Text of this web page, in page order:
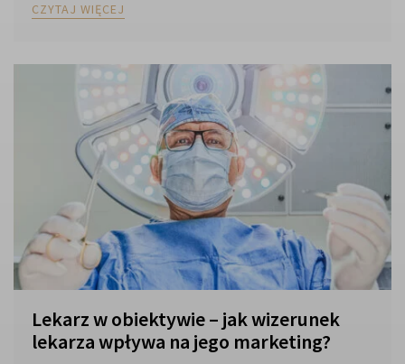
CZYTAJ WIĘCEJ
Lekarz w obiektywie – jak wizerunek
lekarza wpływa na jego marketing?